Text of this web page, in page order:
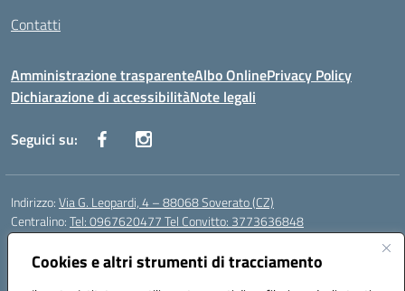
Cookies e altri strumenti di tracciamento
Contatti
Amministrazione trasparenteAlbo OnlinePrivacy Policy
Dichiarazione di accessibilitàNote legali
Seguici su:
Indirizzo:Via G. Leopardi, 4 – 88068 Soverato (CZ)
Centralino:Tel: 0967620477 Tel Convitto: 3773636848
Email:
Posta elettronica certificata (PEC):czrh04000q@pec.istruzione.it